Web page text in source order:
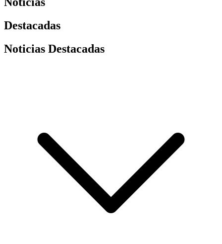
Destacadas
Noticias Destacadas